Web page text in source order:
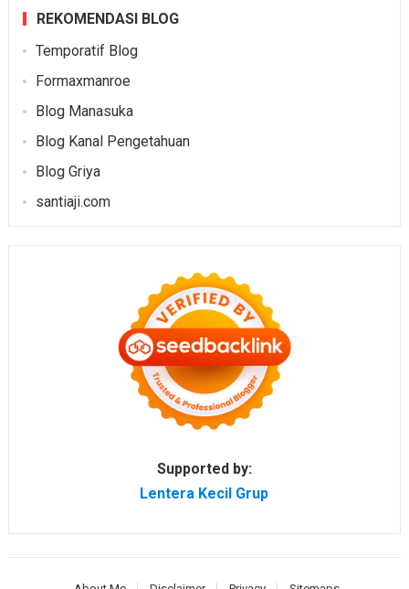
REKOMENDASI BLOG
Temporatif Blog
Formaxmanroe
Blog Manasuka
Blog Kanal Pengetahuan
Blog Griya
santiaji.com
Supported by:
Lentera Kecil Grup